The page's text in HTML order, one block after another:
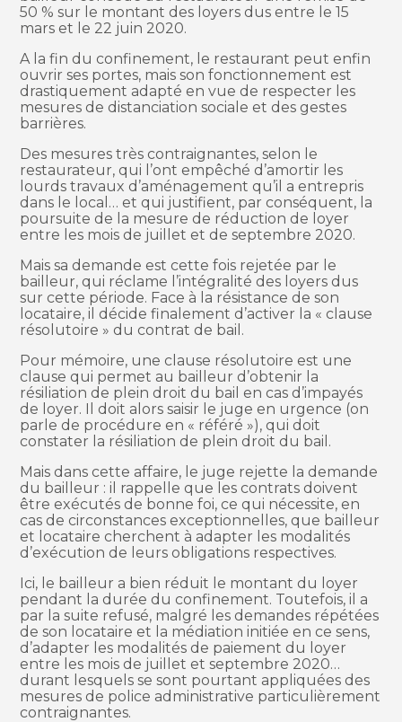
50 % sur le montant des loyers dus entre le 15
mars et le 22 juin 2020.
A la fin du confinement, le restaurant peut enfin
ouvrir ses portes, mais son fonctionnement est
drastiquement adapté en vue de respecter les
mesures de distanciation sociale et des gestes
barrières.
Des mesures très contraignantes, selon le
restaurateur, qui l’ont empêché d’amortir les
lourds travaux d’aménagement qu’il a entrepris
dans le local… et qui justifient, par conséquent, la
poursuite de la mesure de réduction de loyer
entre les mois de juillet et de septembre 2020.
Mais sa demande est cette fois rejetée par le
bailleur, qui réclame l’intégralité des loyers dus
sur cette période. Face à la résistance de son
locataire, il décide finalement d’activer la « clause
résolutoire » du contrat de bail.
Pour mémoire, une clause résolutoire est une
clause qui permet au bailleur d’obtenir la
résiliation de plein droit du bail en cas d’impayés
de loyer. Il doit alors saisir le juge en urgence (on
parle de procédure en « référé »), qui doit
constater la résiliation de plein droit du bail.
Mais dans cette affaire, le juge rejette la demande
du bailleur : il rappelle que les contrats doivent
être exécutés de bonne foi, ce qui nécessite, en
cas de circonstances exceptionnelles, que bailleur
et locataire cherchent à adapter les modalités
d’exécution de leurs obligations respectives.
Ici, le bailleur a bien réduit le montant du loyer
pendant la durée du confinement. Toutefois, il a
par la suite refusé, malgré les demandes répétées
de son locataire et la médiation initiée en ce sens,
d’adapter les modalités de paiement du loyer
entre les mois de juillet et septembre 2020…
durant lesquels se sont pourtant appliquées des
mesures de police administrative particulièrement
contraignantes.